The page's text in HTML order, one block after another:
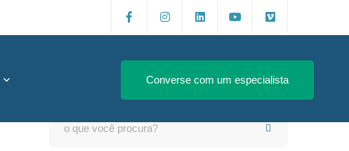
Converse com um especialista